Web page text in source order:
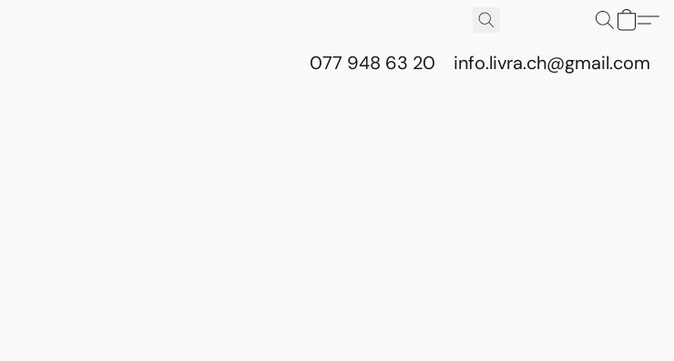
077 948 63 20 info.livra.ch@gmail.com